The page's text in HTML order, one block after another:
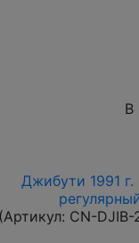
В
Джибути 1991
(Артикул: CN-DJIB-